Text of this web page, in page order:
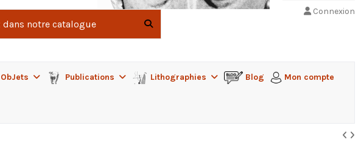
Connexion
ObJets Publications Lithographies Blog Mon compte